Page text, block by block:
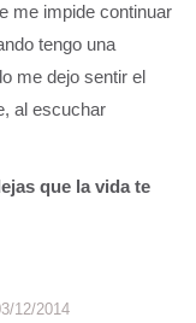
me impide continuar
tengo una
me dejo sentir el
al escuchar
que la vida te
12/2014